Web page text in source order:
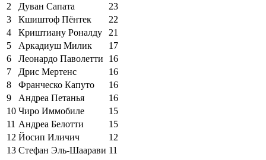
2
Дуван Сапата
23
3
Кшиштоф Пёнтек
22
4
Криштиану Роналду
21
5
Аркадиуш Милик
17
6
Леонардо Паволетти
16
7
Дрис Мертенс
16
8
Франческо Капуто
16
9
Андреа Петанья
16
10 Чиро Иммобиле
15
11 Андреа Белотти
15
12 Йосип Иличич
12
13 Стефан Эль-Шаарави 11